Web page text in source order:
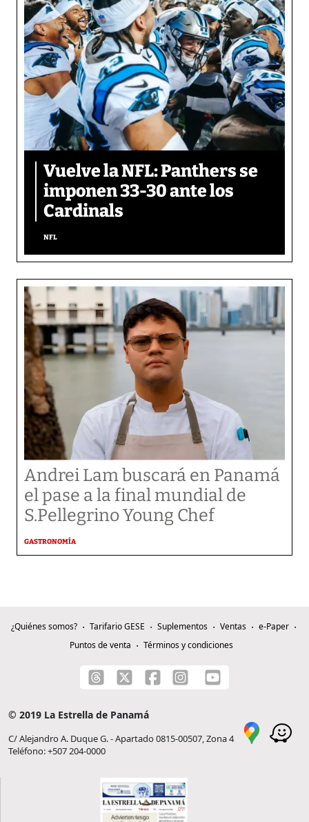
Vuelve la NFL: Panthers se
imponen 33-30 ante los
Cardinals
NFL
Andrei Lam buscará en Panamá
el pase a la final mundial de
S.Pellegrino Young Chef
GASTRONOMÍA
¿Quiénes somos? Tarifario GESE Suplementos Ventas
e-Paper
Puntos de venta
Términos y condiciones
© 2019 La Estrella de Panamá
C/ Alejandro A. Duque G. - Apartado 0815-00507, Zona 4
Teléfono: +507 204-0000